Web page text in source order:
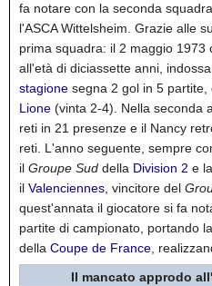
fa notare con la seconda
l'ASCA Wittelsheim. Grazie alle
prima squadra: il 2 maggio 1973
all'età di diciassette anni,
stagione segna 2 gol in 5 partite,
Lione (vinta 2-4). Nella seconda
reti in 21 presenze e il Nancy
reti. L'anno seguente, sempre
il Groupe Sud della Division 2 e
il Valenciennes, vincitore del
quest'annata il giocatore si fa
partite di campionato, portando
della Coupe de France,
Il mancato approdo